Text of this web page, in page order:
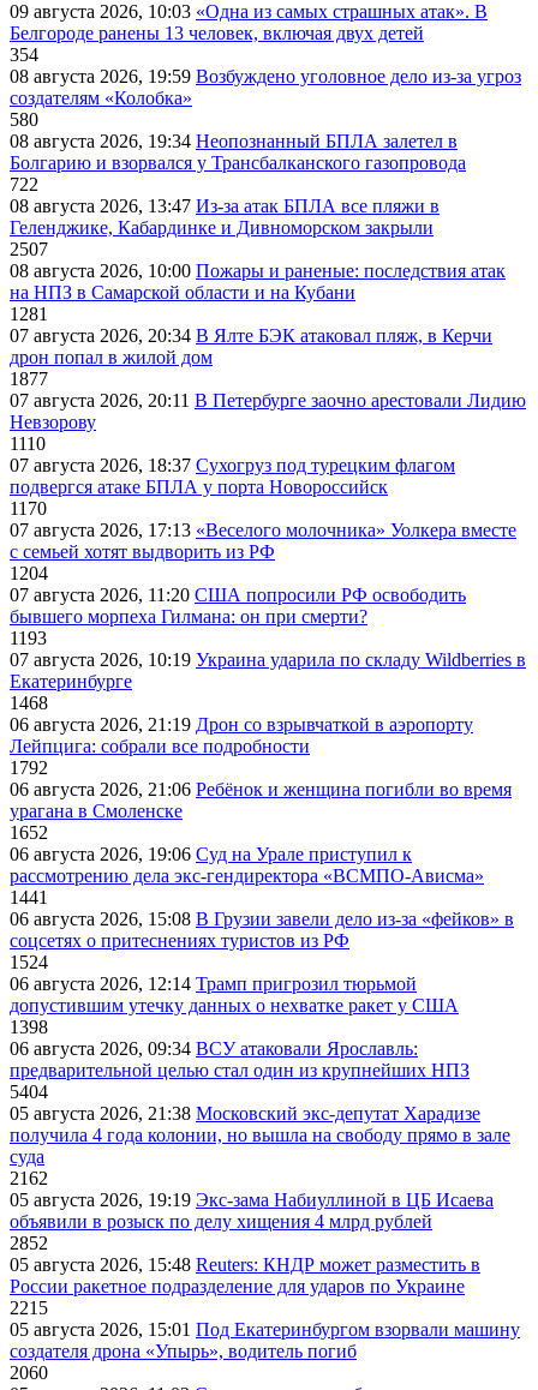
09 августа 2026, 10:03 «Одна из самых страшных атак». В
Белгороде ранены 13 человек, включая двух детей
354
08 августа 2026, 19:59 Возбуждено уголовное дело из-за угроз
создателям «Колобка»
580
08 августа 2026, 19:34 Неопознанный БПЛА залетел в
Болгарию и взорвался у Трансбалканского газопровода
722
08 августа 2026, 13:47 Из-за атак БПЛА все пляжи в
Геленджике, Кабардинке и Дивноморском закрыли
2507
08 августа 2026, 10:00 Пожары и раненые: последствия атак
на НПЗ в Самарской области и на Кубани
1281
07 августа 2026, 20:34 В Ялте БЭК атаковал пляж, в Керчи
дрон попал в жилой дом
1877
07 августа 2026, 20:11 В Петербурге заочно арестовали Лидию
Невзорову
1110
07 августа 2026, 18:37 Сухогруз под турецким флагом
подвергся атаке БПЛА у порта Новороссийск
1170
07 августа 2026, 17:13 «Веселого молочника» Уолкера вместе
с семьей хотят выдворить из РФ
1204
07 августа 2026, 11:20 США попросили РФ освободить
бывшего морпеха Гилмана: он при смерти?
1193
07 августа 2026, 10:19 Украина ударила по складу Wildberries в
Екатеринбурге
1468
06 августа 2026, 21:19 Дрон со взрывчаткой в аэропорту
Лейпцига: собрали все подробности
1792
06 августа 2026, 21:06 Ребёнок и женщина погибли во время
урагана в Смоленске
1652
06 августа 2026, 19:06 Суд на Урале приступил к
рассмотрению дела экс-гендиректора «ВСМПО-Ависма»
1441
06 августа 2026, 15:08 В Грузии завели дело из-за «фейков» в
соцсетях о притеснениях туристов из РФ
1524
06 августа 2026, 12:14 Трамп пригрозил тюрьмой
допустившим утечку данных о нехватке ракет у США
1398
06 августа 2026, 09:34 ВСУ атаковали Ярославль:
предварительной целью стал один из крупнейших НПЗ
5404
05 августа 2026, 21:38 Московский экс-депутат Харадизе
получила 4 года колонии, но вышла на свободу прямо в зале
суда
2162
05 августа 2026, 19:19 Экс-зама Набиуллиной в ЦБ Исаева
объявили в розыск по делу хищения 4 млрд рублей
2852
05 августа 2026, 15:48 Reuters: КНДР может разместить в
России ракетное подразделение для ударов по Украине
2215
05 августа 2026, 15:01 Под Екатеринбургом взорвали машину
создателя дрона «Упырь», водитель погиб
2060